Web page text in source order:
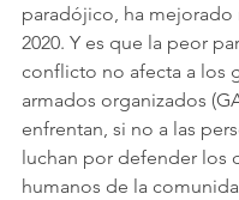
paradójico, ha mejorado
2020. Y es que la peor
conflicto no afecta a los
armados organizados
enfrentan, si no a las
luchan por defender los
humanos de la